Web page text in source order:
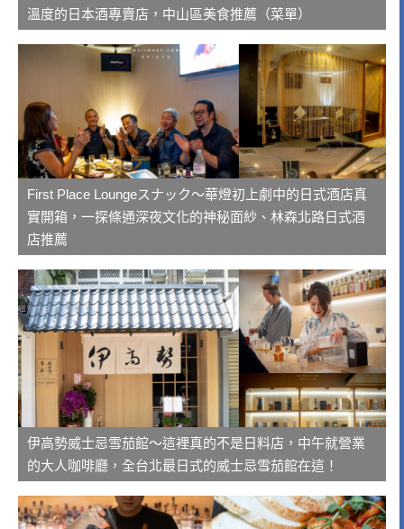
溫度的日本酒專賣店，中山區美食推薦（菜單）
First Place Loungeスナック～華燈初上劇中的日式酒店真
實開箱，一探條通深夜文化的神秘面紗、林森北路日式酒
店推薦
伊高勢威士忌雪茄館～這裡真的不是日料店，中午就營業
的大人咖啡廳，全台北最日式的威士忌雪茄館在這！